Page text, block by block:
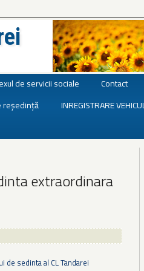
de servicii sociale
Contact
reședință
INREGISTRARE
extraordinara
sedinta al CL Tandarei